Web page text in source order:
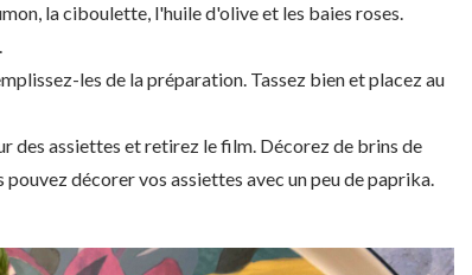
la ciboulette, l'huile d'olive et les baies roses.
les de la préparation. Tassez bien et placez au
des assiettes et retirez le film. Décorez de brins de
décorer vos assiettes avec un peu de paprika.